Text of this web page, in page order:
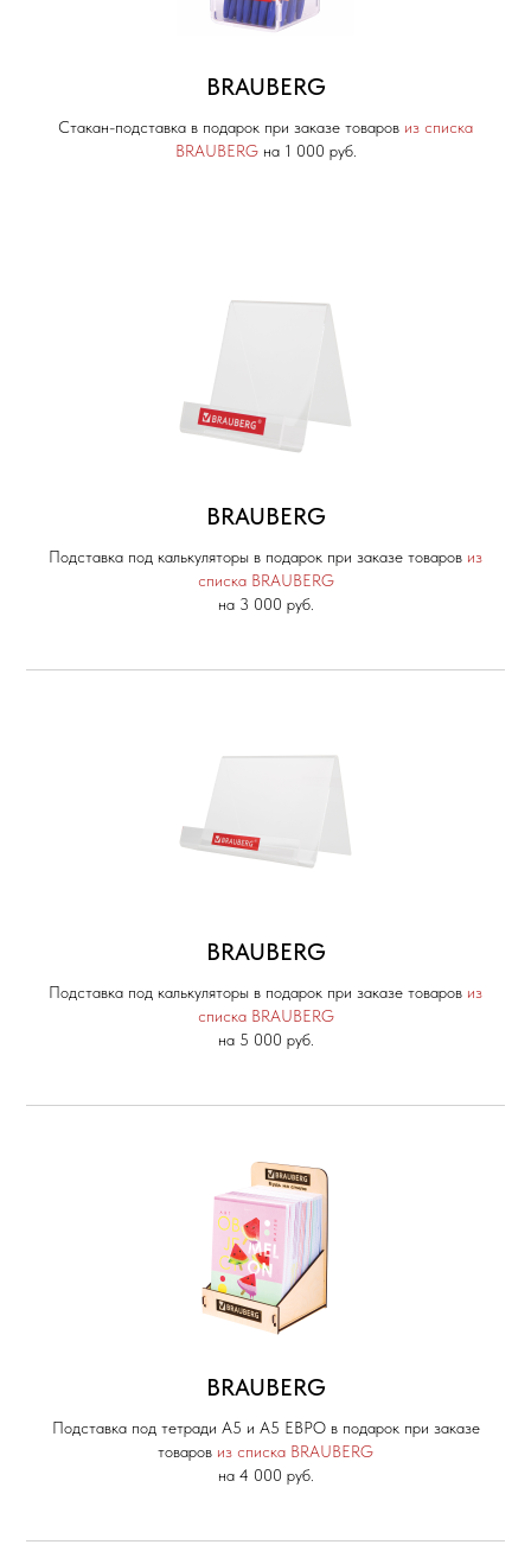
BRAUBERG
Стакан-подставка в подарок при заказе товаров из списка
BRAUBERG на 1 000 руб.
BRAUBERG
Подставка под калькуляторы в подарок при заказе товаров из
списка BRAUBERG
на 3 000 руб.
BRAUBERG
Подставка под калькуляторы в подарок при заказе товаров из
списка BRAUBERG
на 5 000 руб.
BRAUBERG
Подставка под тетради А5 и А5 ЕВРО в подарок при заказе
товаров из списка BRAUBERG
на 4 000 руб.